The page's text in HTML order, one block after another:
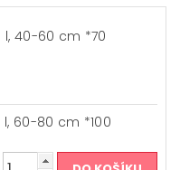
l, 40-60 cm *70
60-80 cm *100